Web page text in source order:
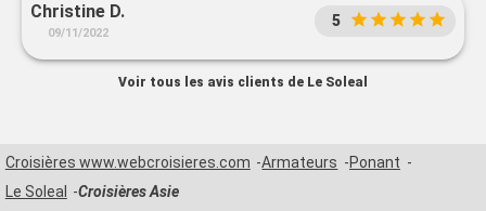
Christine D.
09/11/2022
5
Voir tous les avis clients de Le Soleal
Croisières www.webcroisieres.com Armateurs
Ponant
Le Soleal
Croisières Asie